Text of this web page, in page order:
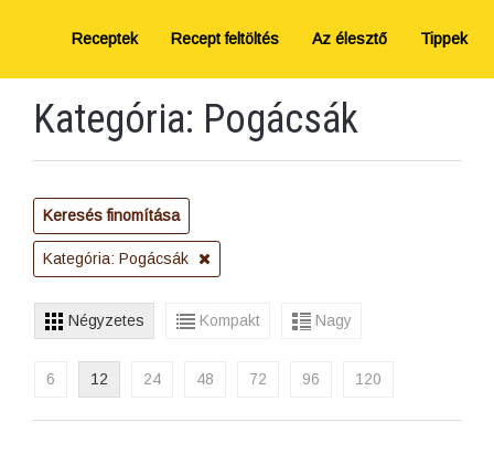
Receptek Recept feltöltés Az élesztő Tippek
Kategória: Pogácsák
Keresés finomítása
Kategória: Pogácsák
Négyzetes Kompakt Nagy
6 12 24 48 72 96 120